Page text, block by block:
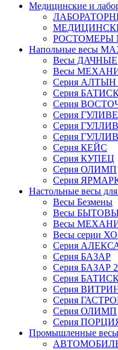
Медицинские и
РОСТОМЕРЫ
Напольные весы
Весы ДАЧНЫЕ
Весы
Серия АЛТЫН
Серия
Серия
Серия
Серия
Серия
Серия КЕЙС
Серия КУПЕЦ
Серия ОЛИМП
Серия
Настольные весы
Весы Безмены
Весы
Весы
Весы серии
Серия
Серия БАЗАР
Серия БАЗАР 2
Серия
Серия
Серия
Серия ОЛИМП
Серия
Промышленные весы